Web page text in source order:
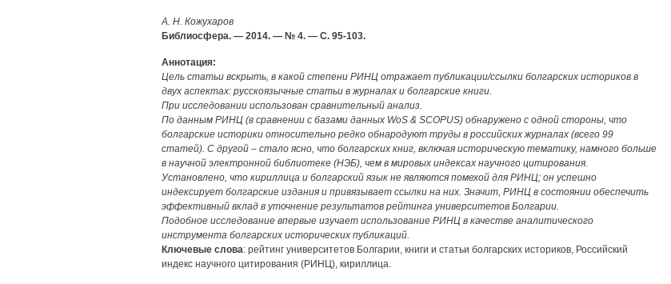
А. Н. Кожухаров
Библиосфера. — 2014. — № 4. — С. 95-103.
Аннотация:
Цель статьи вскрыть, в какой степени РИНЦ отражает публикации/ссылки болгарских историков в
двух аспектах: русскоязычные статьи в журналах и болгарские книги.
При исследовании использован сравнительный анализ.
По данным РИНЦ (в сравнении с базами данных WoS & SCOPUS) обнаружено с одной стороны, что
болгарские историки относительно редко обнародуют труды в российских журналах (всего 99
статей). С другой – стало ясно, что болгарских книг, включая историческую тематику, намного больше
в научной электронной библиотеке (НЭБ), чем в мировых индексах научного цитирования.
Установлено, что кириллица и болгарский язык не являются помехой для РИНЦ; он успешно
индексирует болгарские издания и привязывает ссылки на них. Значит, РИНЦ в состоянии обеспечить
эффективный вклад в уточнение результатов рейтинга университетов Болгарии.
Подобное исследование впервые изучает использование РИНЦ в качестве аналитического
инструмента болгарских исторических публикаций.
Ключевые слова: рейтинг университетов Болгарии, книги и статьи болгарских историков, Российский
индекс научного цитирования (РИНЦ), кириллица.